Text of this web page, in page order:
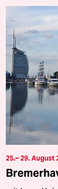
25.– 29. August